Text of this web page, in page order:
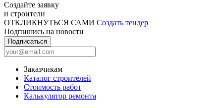
Создайте заявку
и строители
ОТКЛИКНУТЬСЯ САМИ Создать тендер
Подпишись на новости
Подписаться
Заказчикам
Каталог строителей
Стоимость работ
Калькулятор ремонта